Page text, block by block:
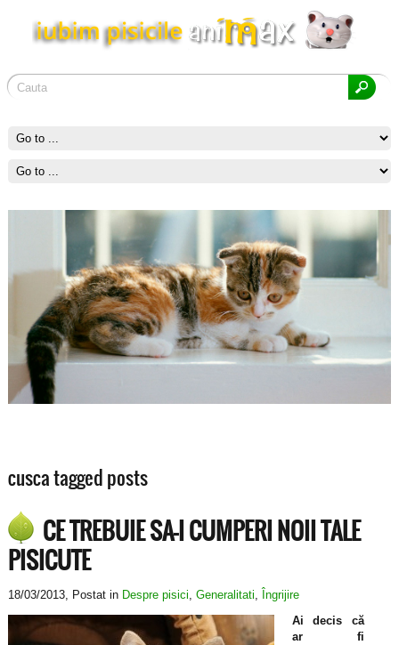
cusca tagged posts
CE TREBUIE SA-I CUMPERI NOII TALE
PISICUTE
18/03/2013, Postat in Despre pisici, Generalitati, Îngrijire
Ai decis că
ar fi